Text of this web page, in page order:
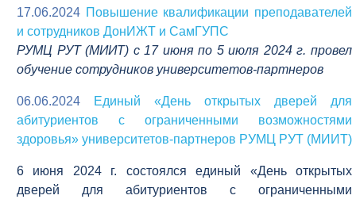
17.06.2024 Повышение квалификации преподавателей
и сотрудников ДонИЖТ и СамГУПС
РУМЦ РУТ (МИИТ) с 17 июня по 5 июля 2024 г. провел
обучение сотрудников университетов-партнеров
06.06.2024
Единый «День открытых дверей для
абитуриентов с ограниченными возможностями
здоровья» университетов-партнеров РУМЦ РУТ (МИИТ)
6 июня 2024 г. состоялся единый «День открытых
дверей для абитуриентов с ограниченными